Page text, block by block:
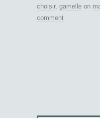
choisir, gamelle on
comment